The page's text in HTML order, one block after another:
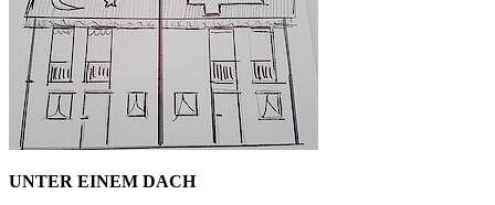
UNTER EINEM DACH